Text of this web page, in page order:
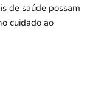
de saúde possam
cuidado ao